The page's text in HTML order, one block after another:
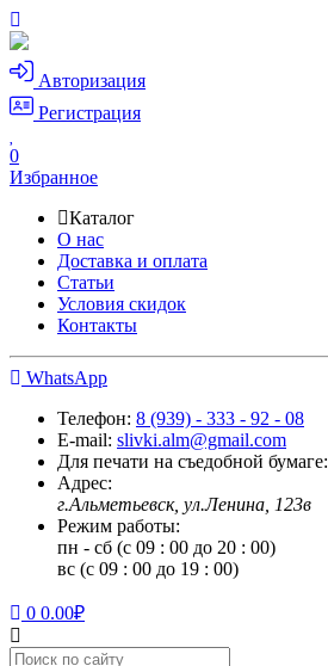
Авторизация
Регистрация
0
Избранное
Каталог
О нас
Доставка и оплата
Статьи
Условия скидок
Контакты
WhatsApp
Телефон: 8 (939) - 333 - 92 - 08
E-mail: slivki.alm@gmail.com
Для печати на съедобной бумаге:
Адрес:
г.Альметьевск, ул.Ленина, 123в
Режим работы:
пн - сб (с 09 : 00 до 20 : 00)
вс (с 09 : 00 до 19 : 00)
0 0.00₽